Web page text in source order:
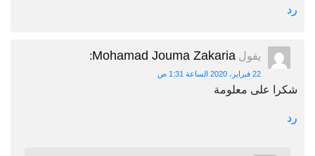
رد
يقول Mohamad Jouma Zakaria
:
22 فبراير، 2020 الساعة 1:31 ص
شكرا على معلومة
رد